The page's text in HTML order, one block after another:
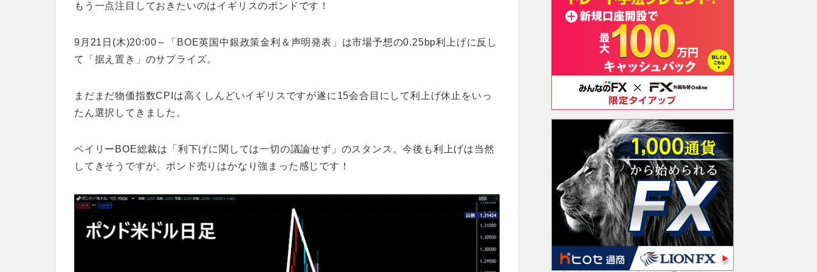
もう一点注目しておきたいのはイギリスのポンドです！
9月21日(木)20:00～「BOE英国中銀政策金利＆声明発表」は市場予想の0.25bp利上げに反し
て「据え置き」のサプライズ。
まだまだ物価指数CPIは高くしんどいイギリスですが遂に15会合目にして利上げ休止をいっ
たん選択してきました。
ベイリーBOE総裁は「利下げに関しては一切の議論せず」のスタンス。今後も利上げは当然
してきそうですが、ポンド売りはかなり強まった感じです！